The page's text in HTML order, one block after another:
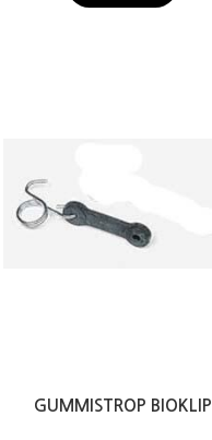
GUMMISTROP BIOKLIP